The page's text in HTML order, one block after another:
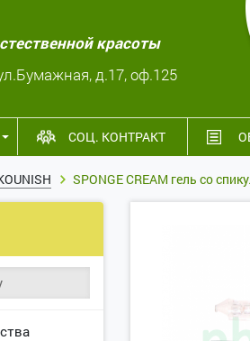
красоты
д.17, оф.125
СОЦ. КОНТРАКТ
SPONGE CREAM гель со